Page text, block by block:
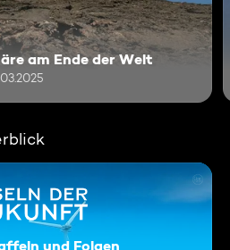
am Ende der Welt
und Folgen